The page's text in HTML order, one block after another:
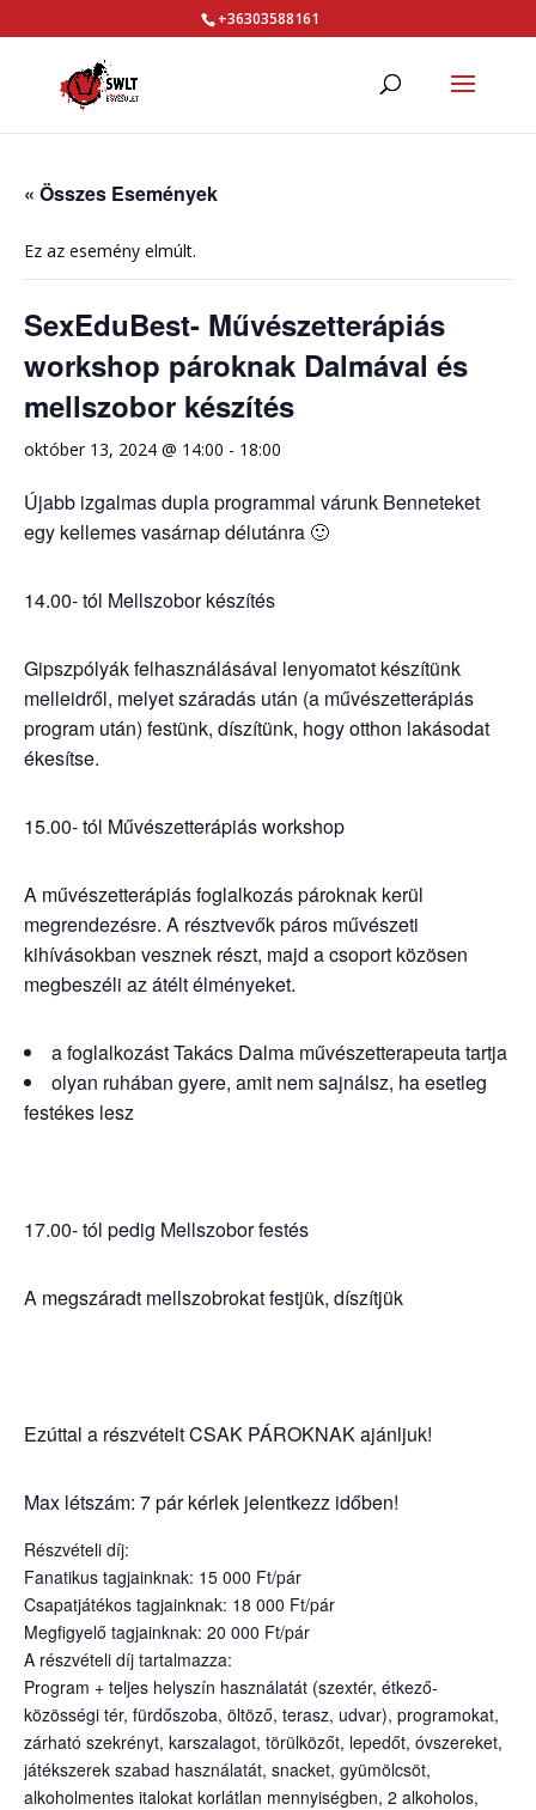
+36303588161
« Összes Események
Ez az esemény elmúlt.
SexEduBest- Művészetterápiás
workshop pároknak Dalmával és
mellszobor készítés
október 13, 2024 @ 14:00 - 18:00
Újabb izgalmas dupla programmal várunk Benneteket
egy kellemes vasárnap délutánra 🙂
14.00- tól Mellszobor készítés
Gipszpólyák felhasználásával lenyomatot készítünk
melleidről, melyet száradás után (a művészetterápiás
program után) festünk, díszítünk, hogy otthon lakásodat
ékesítse.
15.00- tól Művészetterápiás workshop
A művészetterápiás foglalkozás pároknak kerül
megrendezésre. A résztvevők páros művészeti
kihívásokban vesznek részt, majd a csoport közösen
megbeszéli az átélt élményeket.
a foglalkozást Takács Dalma művészetterapeuta tartja
olyan ruhában gyere, amit nem sajnálsz, ha esetleg
festékes lesz
17.00- tól pedig Mellszobor festés
A megszáradt mellszobrokat festjük, díszítjük
Ezúttal a részvételt CSAK PÁROKNAK ajánljuk!
Max létszám: 7 pár kérlek jelentkezz időben!
Részvételi díj:
Fanatikus tagjainknak: 15 000 Ft/pár
Csapatjátékos tagjainknak: 18 000 Ft/pár
Megfigyelő tagjainknak: 20 000 Ft/pár
A részvételi díj tartalmazza:
Program + teljes helyszín használatát (szextér, étkező-
közösségi tér, fürdőszoba, öltöző, terasz, udvar), programokat,
zárható szekrényt, karszalagot, törülközőt, lepedőt, óvszereket,
játékszerek szabad használatát, snacket, gyümölcsöt,
alkoholmentes italokat korlátlan mennyiségben, 2 alkoholos,